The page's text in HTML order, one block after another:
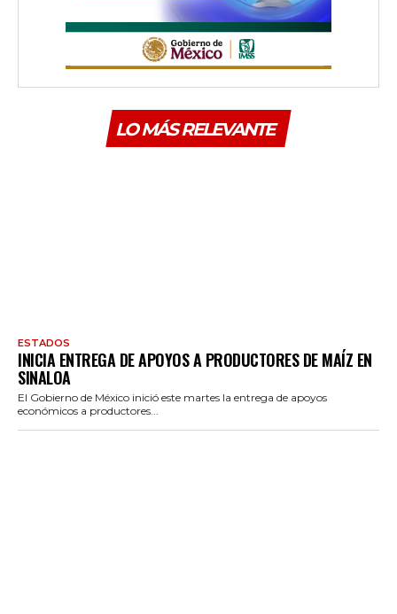
LO MÁS RELEVANTE
ESTADOS
INICIA ENTREGA DE APOYOS A PRODUCTORES DE MAÍZ EN
SINALOA
El Gobierno de México inició este martes la entrega de apoyos
económicos a productores...